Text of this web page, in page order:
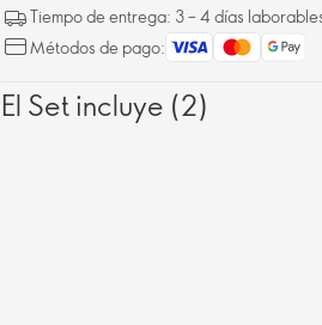
Tiempo de entrega: 3 – 4 días
Métodos de pago:
El Set incluye (2)